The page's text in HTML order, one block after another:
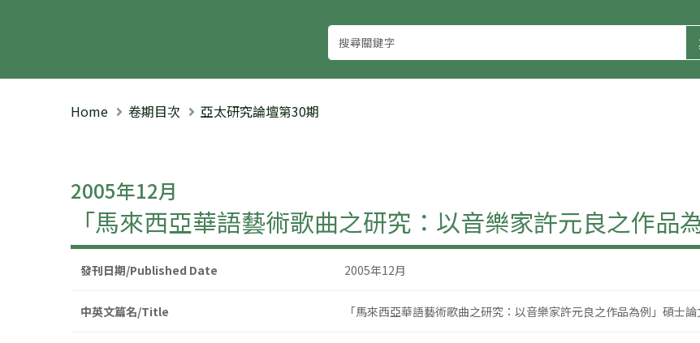
Home 卷期目次 亞太研究論壇第30期
2005年12月
「馬來西亞華語藝術歌曲之研究：以音樂家許元良之作品
發刊日期/Published Date 2005年12月
中英文篇名/Title 「馬來西亞華語藝術歌曲之研究：以音樂家許元良之作品為例」碩士